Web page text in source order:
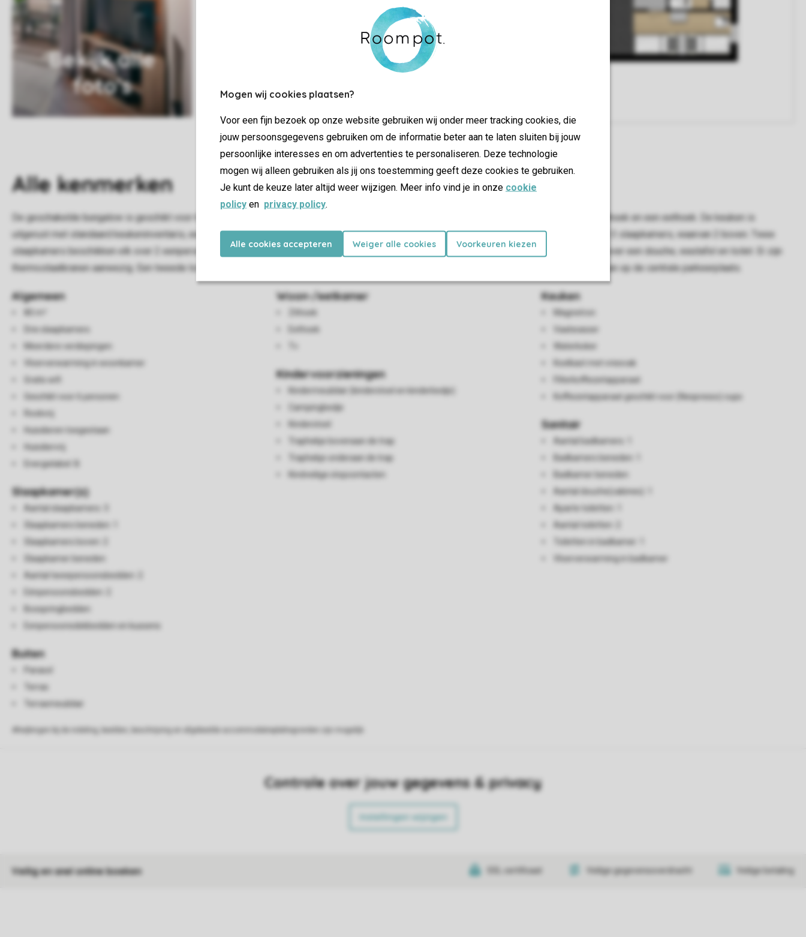
Mogen wij cookies plaatsen?
Voor een fijn bezoek op onze website gebruiken wij onder meer tracking cookies, die
jouw persoonsgegevens gebruiken om de informatie beter aan te laten sluiten bij jouw
persoonlijke interesses en om advertenties te personaliseren. Deze technologie
mogen wij alleen gebruiken als jij ons toestemming geeft deze cookies te gebruiken.
Je kunt de keuze later altijd weer wijzigen. Meer info vind je in onze cookie
policy en privacy policy.
Alle cookies accepteren Weiger alle cookies Voorkeuren kiezen
Bekijk alle
foto's
Allekenmerken
De geschakelde bungalow is geschikt voor 6 personen. In de woonkamer is vloerverwarming aanwezig. De woonkamer is ingericht met een zithoek en een eethoek. De keuken is
uitgerust met standaard keukeninventaris, een vaatwasser, magnetron en koffiecupapparaat. Koken kan op de gaskookplaat. De bungalow heeft 3 slaapkamers, waarvan 2 boven. Twee
slaapkamers beschikken elk over 2 eenpersoonsbedden en twee slaapkamers elk over 1 tweepersoonsbed. De badkamer beneden beschikt over een douche, wastafel en toilet. Er zijn
thermostaatkranen aanwezig. Een tweede toilet bevindt zich boven. De bungalow heeft een terras met tuinmeubilair en een parasol. Parkeren kan op de centrale parkeerplaats.
Algemeen
Drie slaapkamers
Meerdere verdiepingen
Vloerverwarming in woonkamer
Gratis wifi
Geschikt voor 6 personen
Rookvrij
Huisdieren toegestaan
Huisdiervrij
Energielabel: B
Slaapkamer(s)
Aantal slaapkamers: 3
Slaapkamers beneden: 1
Slaapkamers boven: 2
Slaapkamer beneden
Aantal tweepersoonsbedden: 2
Eénpersoonsbedden: 2
Boxspringbedden
Eenpersoonsdekbedden en kussens
Buiten
Parasol
Terras
Terrasmeubilair
Woon-/eetkamer
Zithoek
Eethoek
Kindervoorzieningen
Kindermeubilair (kinderstoel en kinderbedje)
Campingbedje
Kinderstoel
Traphekje bovenaan de trap
Traphekje onderaan de trap
Kindveilige stopcontacten
Keuken
Magnetron
Vaatwasser
Waterkoker
Koelkast met vriesvak
Filterkoffiezetapparaat
Koffiezetapparaat geschikt voor (Nespresso) cups
Sanitair
Aantal badkamers: 1
Badkamers beneden: 1
Badkamer beneden
Aantal douche(cabines): 1
Aparte toiletten: 1
Aantal toiletten: 2
Toiletten in badkamer: 1
Vloerverwarming in badkamer
Controle over jouw gegevens & privacy
Instellingen wijzigen
Veilig en snel online boeken SSL certificaat Veilige gegevensoverdracht Veilige betaling